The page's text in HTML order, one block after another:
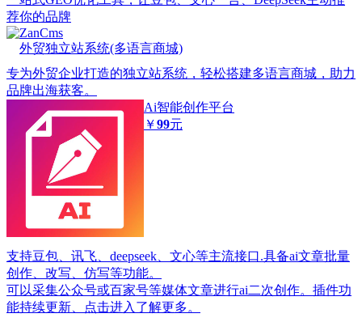
荐你的品牌
ZanCms
外贸独立站系统(多语言商城)
专为外贸企业打造的独立站系统，轻松搭建多语言商城，助力
品牌出海获客。
Ai智能创作平台
￥99元
支持豆包、讯飞、deepseek、文心等主流接口.具备ai文章批量
创作、改写、仿写等功能。
可以采集公众号或百家号等媒体文章进行ai二次创作。插件功
能持续更新、点击进入了解更多。